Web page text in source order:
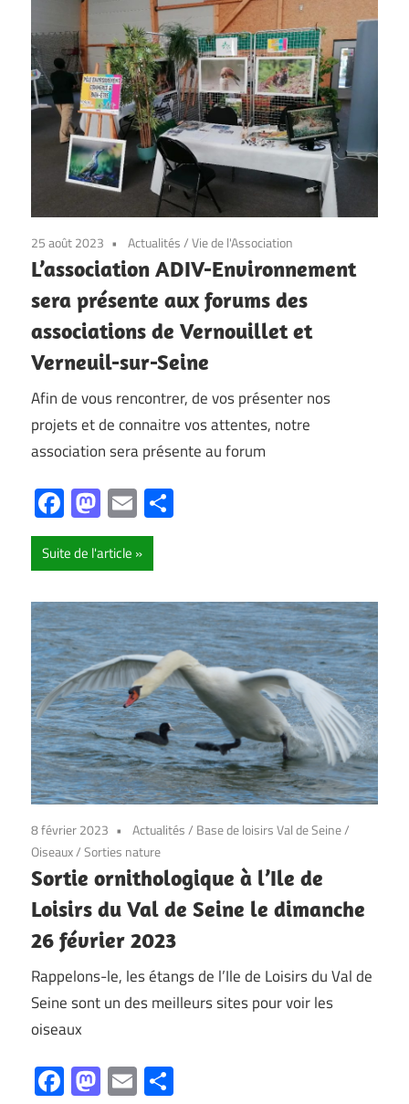
25 août 2023 Actualités/Vie de l'Association
L’association ADIV-Environnement
sera présente aux forums des
associations de Vernouillet et
Verneuil-sur-Seine
Afin de vous rencontrer, de vos présenter nos
projets et de connaitre vos attentes, notre
association sera présente au forum
Facebook
Mastodon
Email
Suite de l'article
8 février 2023 Actualités/ Base de loisirs Val de Seine/
Oiseaux/Sorties nature
Sortie ornithologique à l’Ile de
Loisirs du Val de Seine le dimanche
26 février 2023
Rappelons-le, les étangs de l’Ile de Loisirs du Val de
Seine sont un des meilleurs sites pour voir les
oiseaux
Facebook
Mastodon
Email